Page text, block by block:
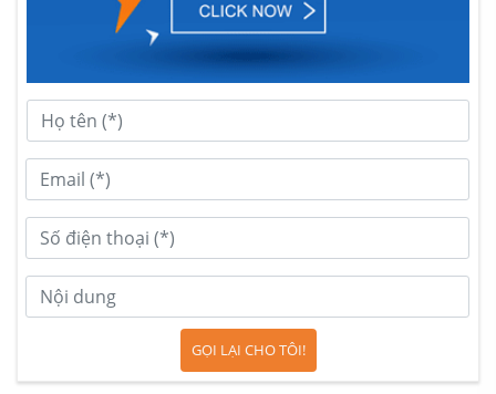
GỌI LẠI CHO TÔI!